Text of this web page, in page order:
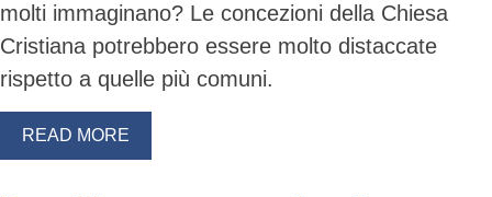
molti immaginano? Le concezioni della Chiesa
Cristiana potrebbero essere molto distaccate
rispetto a quelle più comuni.
READ MORE